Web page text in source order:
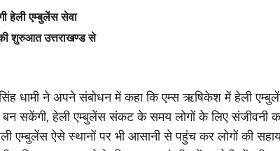
हेली एम्बुलेंस सेवा
शुरुआत उत्तराखण्ड से
धामी ने अपने संबोधन में कहा कि एम्स ऋषिकेश में हेली
सकेंगी, हेली एम्बुलेंस संकट के समय लोगों के लिए संजीवनी
एम्बुलेंस ऐसे स्थानों पर भी आसानी से पहुंच कर लोगों की